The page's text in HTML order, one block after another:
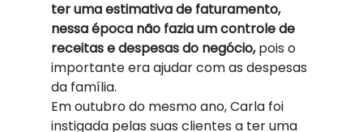
ter uma estimativa de faturamento,
nessa época não fazia um controle de
receitas e despesas do negócio, pois o
importante era ajudar com as despesas
da família.
Em outubro do mesmo ano, Carla foi
instigada pelas suas clientes a ter uma